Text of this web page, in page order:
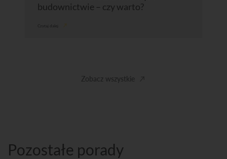
budownictwie – czy warto?
Zobacz wszystkie
Pozostałe porady